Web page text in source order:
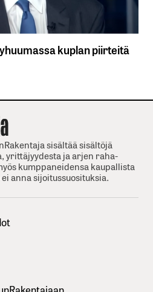
kuplan piirteitä
sisältää sisältöjä
yrittäjyydesta ja arjen raha-
kumppaneidensa kaupallista
anna sijoitussuosituksia.